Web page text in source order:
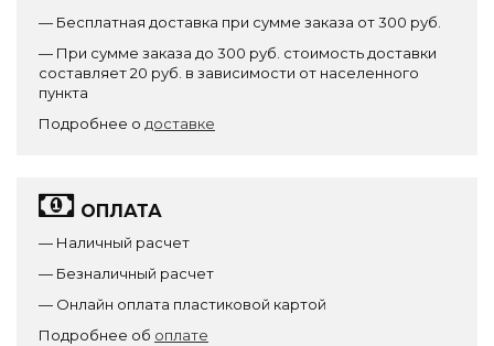
— Бесплатная доставка при сумме заказа от 300 руб.
— При сумме заказа до 300 руб. стоимость доставки
составляет 20 руб. в зависимости от населенного
пункта
Подробнее о доставке
ОПЛАТА
— Наличный расчет
— Безналичный расчет
— Онлайн оплата пластиковой картой
Подробнее об оплате